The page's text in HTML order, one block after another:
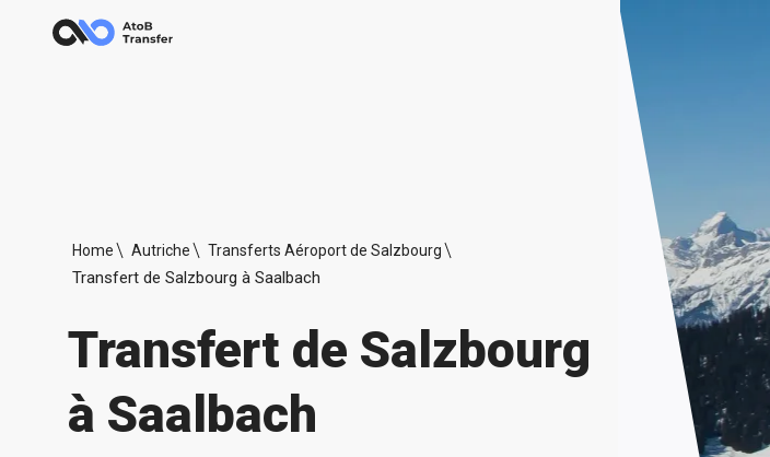
Home Autriche Transferts Aéroport de Salzbourg
Transfert de Salzbourg à Saalbach
Transfert de Salzbourg
à Saalbach